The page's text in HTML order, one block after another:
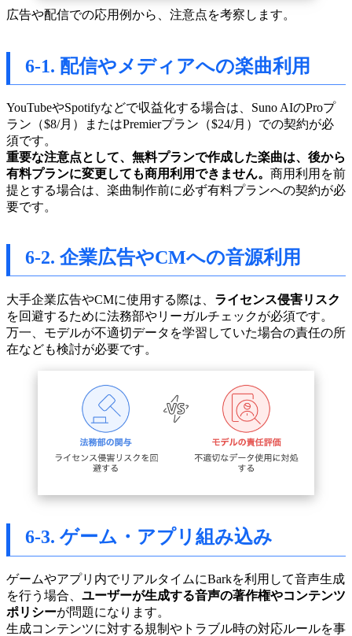
広告や配信での応用例から、注意点を考察します。
6-1. 配信やメディアへの楽曲利用
YouTubeやSpotifyなどで収益化する場合は、Suno AIのProプ
ラン（$8/月）またはPremierプラン（$24/月）での契約が必
須です。
重要な注意点として、無料プランで作成した楽曲は、後から
有料プランに変更しても商用利用できません。 商用利用を前
提とする場合は、楽曲制作前に必ず有料プランへの契約が必
要です。
6-2. 企業広告やCMへの音源利用
大手企業広告やCMに使用する際は、 ライセンス侵害リスク
を回避するために法務部やリーガルチェックが必須です。
万一、モデルが不適切データを学習していた場合の責任の所
在なども検討が必要です。
6-3. ゲーム・アプリ組み込み
ゲームやアプリ内でリアルタイムにBarkを利用して音声生成
を行う場合、 ユーザーが生成する音声の著作権やコンテンツ
ポリシーが問題になります。
生成コンテンツに対する規制やトラブル時の対応ルールを事